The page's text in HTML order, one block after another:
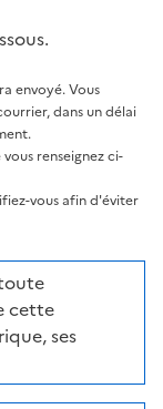
envoyé. Vous
dans un délai
renseignez ci-
vous afin d'éviter
cette
ses